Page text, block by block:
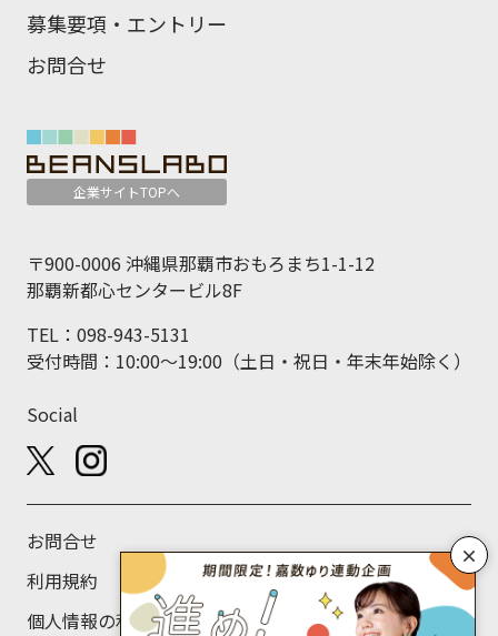
×
募集要項・エントリー
お問合せ
企業サイトTOPへ
〒900-0006 沖縄県那覇市おもろまち1-1-12
那覇新都心センタービル8F
TEL：098-943-5131
受付時間：10:00～19:00（土日・祝日・年末年始除く）
Social
お問合せ
利用規約
個人情報の利用目的について